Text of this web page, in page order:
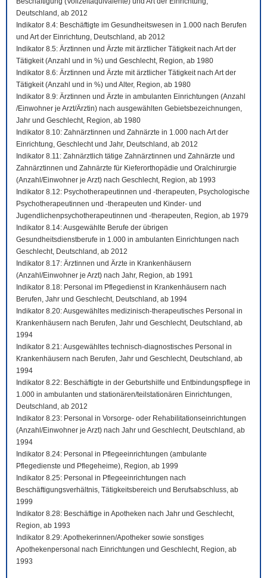
Deutschland, ab 2012
Indikator 8.4: Beschäftigte im Gesundheitswesen in 1.000 nach Berufen
und Art der Einrichtung, Deutschland, ab 2012
Indikator 8.5: Ärztinnen und Ärzte mit ärztlicher Tätigkeit nach Art der
Tätigkeit (Anzahl und in %) und Geschlecht, Region, ab 1980
Indikator 8.6: Ärztinnen und Ärzte mit ärztlicher Tätigkeit nach Art der
Tätigkeit (Anzahl und in %) und Alter, Region, ab 1980
Indikator 8.9: Ärztinnen und Ärzte in ambulanten Einrichtungen (Anzahl
/Einwohner je Arzt/Ärztin) nach ausgewählten Gebietsbezeichnungen,
Jahr und Geschlecht, Region, ab 1980
Indikator 8.10: Zahnärztinnen und Zahnärzte in 1.000 nach Art der
Einrichtung, Geschlecht und Jahr, Deutschland, ab 2012
Indikator 8.11: Zahnärztlich tätige Zahnärztinnen und Zahnärzte und
Zahnärztinnen und Zahnärzte für Kieferorthopädie und Oralchirurgie
(Anzahl/Einwohner je Arzt) nach Geschlecht, Region, ab 1993
Indikator 8.12: Psychotherapeutinnen und -therapeuten, Psychologische
Psychotherapeutinnen und -therapeuten und Kinder- und
Jugendlichenpsychotherapeutinnen und -therapeuten, Region, ab 1979
Indikator 8.14: Ausgewählte Berufe der übrigen
Gesundheitsdienstberufe in 1.000 in ambulanten Einrichtungen nach
Geschlecht, Deutschland, ab 2012
Indikator 8.17: Ärztinnen und Ärzte in Krankenhäusern
(Anzahl/Einwohner je Arzt) nach Jahr, Region, ab 1991
Indikator 8.18: Personal im Pflegedienst in Krankenhäusern nach
Berufen, Jahr und Geschlecht, Deutschland, ab 1994
Indikator 8.20: Ausgewähltes medizinisch-therapeutisches Personal in
Krankenhäusern nach Berufen, Jahr und Geschlecht, Deutschland, ab
1994
Indikator 8.21: Ausgewähltes technisch-diagnostisches Personal in
Krankenhäusern nach Berufen, Jahr und Geschlecht, Deutschland, ab
1994
Indikator 8.22: Beschäftigte in der Geburtshilfe und Entbindungspflege in
1.000 in ambulanten und stationären/teilstationären Einrichtungen,
Deutschland, ab 2012
Indikator 8.23: Personal in Vorsorge- oder Rehabilitationseinrichtungen
(Anzahl/Einwohner je Arzt) nach Jahr und Geschlecht, Deutschland, ab
1994
Indikator 8.24: Personal in Pflegeeinrichtungen (ambulante
Pflegedienste und Pflegeheime), Region, ab 1999
Indikator 8.25: Personal in Pflegeeinrichtungen nach
Beschäftigungsverhältnis, Tätigkeitsbereich und Berufsabschluss, ab
1999
Indikator 8.28: Beschäftige in Apotheken nach Jahr und Geschlecht,
Region, ab 1993
Indikator 8.29: Apothekerinnen/Apotheker sowie sonstiges
Apothekenpersonal nach Einrichtungen und Geschlecht, Region, ab
1993